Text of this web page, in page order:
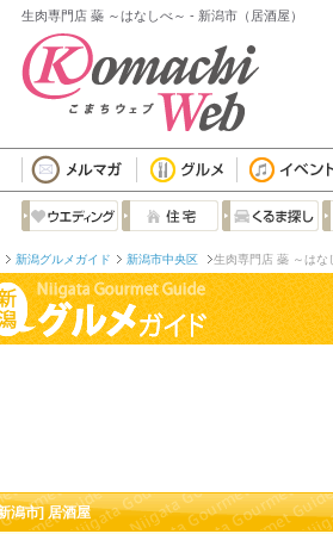
生肉専門店 蘂 ～はなしべ～ - 新潟市（居酒屋）
新潟グルメガイド 新潟市中央区 生肉専門店 蘂 ～はな
潟市] 居酒屋